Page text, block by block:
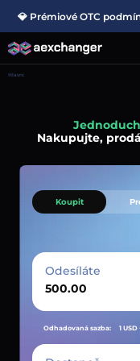
💎 Prémiové OTC
Hlavní
Nakupujte,
Koupit
Odesíláte
Odhadovaná sazba: 1 USD